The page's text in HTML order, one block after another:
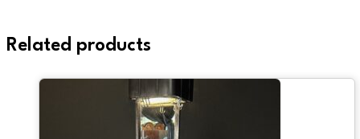
Related products